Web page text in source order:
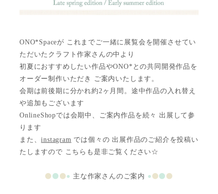
ONO*Spaceが これまでご一緒に展覧会を開催させてい
ただいたクラフト作家さんの中より
初夏におすすめしたい作品やONO*との共同開発作品を
オーダー制作いただき ご案内いたします。
会期は前後期に分かれ約2ヶ月間。途中作品の入れ替え
や追加もございます
OnlineShopでは会期中、ご案内作品を続々 出展して参
ります
また、instagram では個々の 出展作品のご紹介を投稿い
たしますので こちらも是非ご覧ください☆
●●●● 主な作家さんのご案内 ● ●●●